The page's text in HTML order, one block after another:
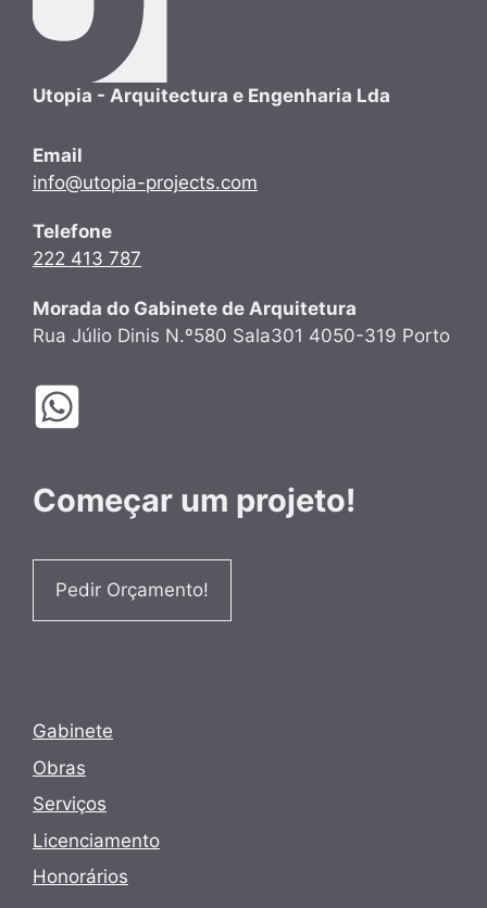
Utopia - Arquitectura e Engenharia Lda
Email
info@utopia-projects.com
Telefone
222 413 787
Morada do Gabinete de Arquitetura
Rua Júlio Dinis N.º580 Sala301 4050-319 Porto
Começar um projeto!
Pedir Orçamento!
Gabinete
Obras
Serviços
Licenciamento
Honorários